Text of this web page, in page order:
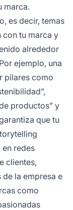
marca.
es decir, temas
con tu marca y
alrededor
ejemplo, una
pilares como
productos” y
que tu
redes
clientes,
la empresa e
como